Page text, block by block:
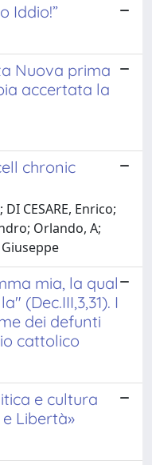
Iddio!”
Nuova prima
accertata la
chronic
CESARE, Enrico;
Orlando, A;
mia, la qual
(Dec.III,3,31). I
dei defunti
cattolico
e cultura
Libertà»